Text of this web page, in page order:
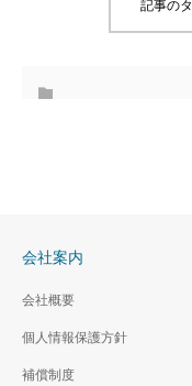
記事の
会社案内
会社概要
個人情報保護方針
補償制度